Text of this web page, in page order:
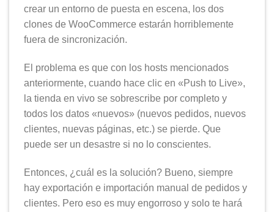
crear un entorno de puesta en escena, los dos
clones de WooCommerce estarán horriblemente
fuera de sincronización.
El problema es que con los hosts mencionados
anteriormente, cuando hace clic en «Push to Live»,
la tienda en vivo se sobrescribe por completo y
todos los datos «nuevos» (nuevos pedidos, nuevos
clientes, nuevas páginas, etc.) se pierde. Que
puede ser un desastre si no lo conscientes.
Entonces, ¿cuál es la solución? Bueno, siempre
hay exportación e importación manual de pedidos y
clientes. Pero eso es muy engorroso y solo te hará